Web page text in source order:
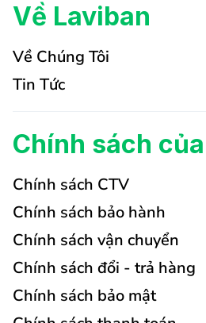
Về Laviban
Về Chúng Tôi
Tin Tức
Chính sách
Chính sách CTV
Chính sách bảo hành
Chính sách vận chuyển
Chính sách đổi - trả hàng
Chính sách bảo mật